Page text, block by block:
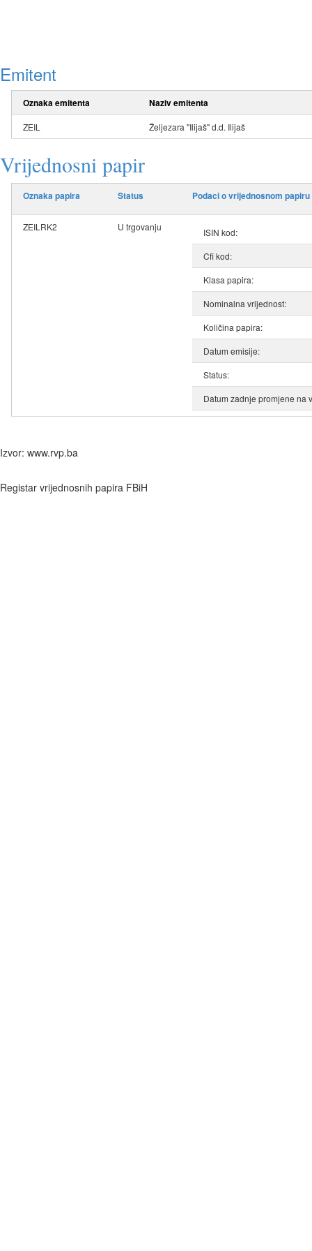
Emitent
Oznaka emitenta Naziv emitenta
ZEIL Željezara "Ilijaš" d.d. Ilijaš
Vrijednosni papir
Oznaka papira Status Podaci o vrijednosnom papiru
ZEILRK2 U trgovanju
ISIN kod:
Cfi kod:
Klasa papira:
Nominalna vrijednost:
Količina papira:
Datum emisije:
Status:
Datum zadnje promjene na
Izvor: www.rvp.ba
Registar vrijednosnih papira FBiH